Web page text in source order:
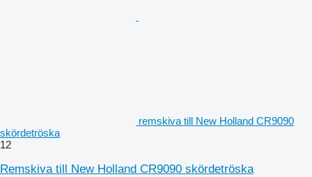
remskiva till New Holland CR9090
skördetröska
12
Remskiva till New Holland CR9090 skördetröska